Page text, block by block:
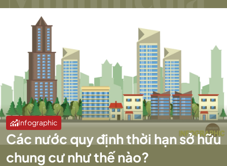
Infographic
Các nước quy định thời hạn sở hữu
chung cư như thế nào?